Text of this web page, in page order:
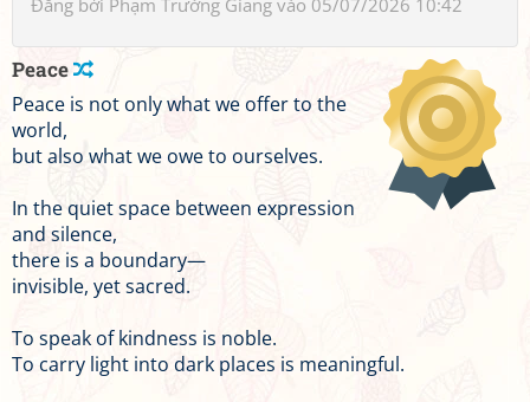
Đăng bởi Phạm Trường Giang vào 05/07/2026 10:42
Peace
Peace is not only what we offer to the
world,
but also what we owe to ourselves.
In the quiet space between expression
and silence,
there is a boundary—
invisible, yet sacred.
To speak of kindness is noble.
To carry light into dark places is meaningful.